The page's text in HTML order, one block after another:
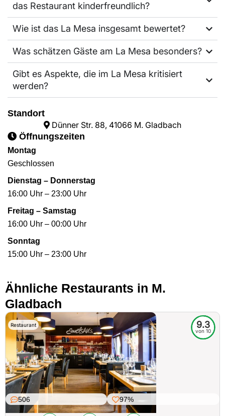
das Restaurant kinderfreundlich?
Wie ist das La Mesa insgesamt bewertet?
Was schätzen Gäste am La Mesa besonders?
Gibt es Aspekte, die im La Mesa kritisiert
werden?
Standort
Dünner Str. 88, 41066 M. Gladbach
Öffnungszeiten
Montag
Geschlossen
Dienstag – Donnerstag
16:00 Uhr – 23:00 Uhr
Freitag – Samstag
16:00 Uhr – 00:00 Uhr
Sonntag
15:00 Uhr – 23:00 Uhr
Ähnliche Restaurants in M.
Gladbach
Restaurant 9.3
von 10
506 97%